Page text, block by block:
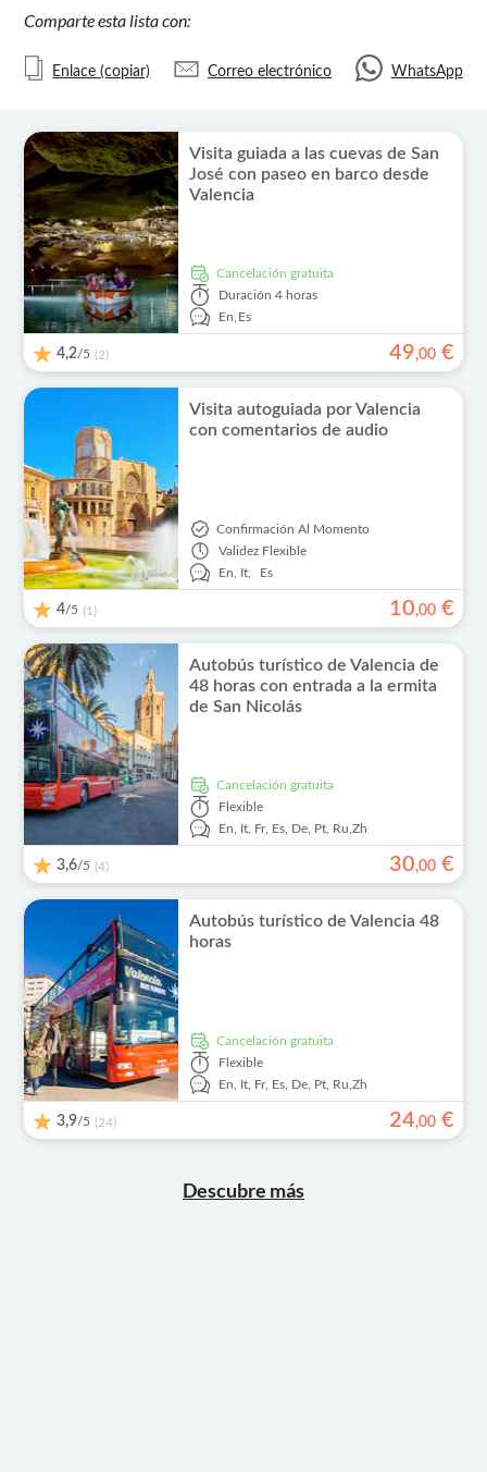
Comparte esta lista con:
Enlace (copiar) Correo electrónico WhatsApp
Visita guiada a las cuevas de San
José con paseo en barco desde
Valencia
cancelación gratuita
Duración 4 horas
En,Es
4,2/5 (2) 49,00 €
Visita autoguiada por Valencia
con comentarios de audio
Confirmación Al Momento
Validez Flexible
En,
It, Es
4/5 (1) 10,00 €
Autobús turístico de Valencia de
48 horas con entrada a la ermita
de San Nicolás
cancelación gratuita
Flexible
En,
It, Fr, Es, De, Pt, Ru,Zh
3,6/5 (4) 30,00 €
Autobús turístico de Valencia 48
horas
cancelación gratuita
Flexible
En,
It, Fr, Es, De, Pt, Ru,Zh
3,9/5 (24) 24,00 €
Descubre más